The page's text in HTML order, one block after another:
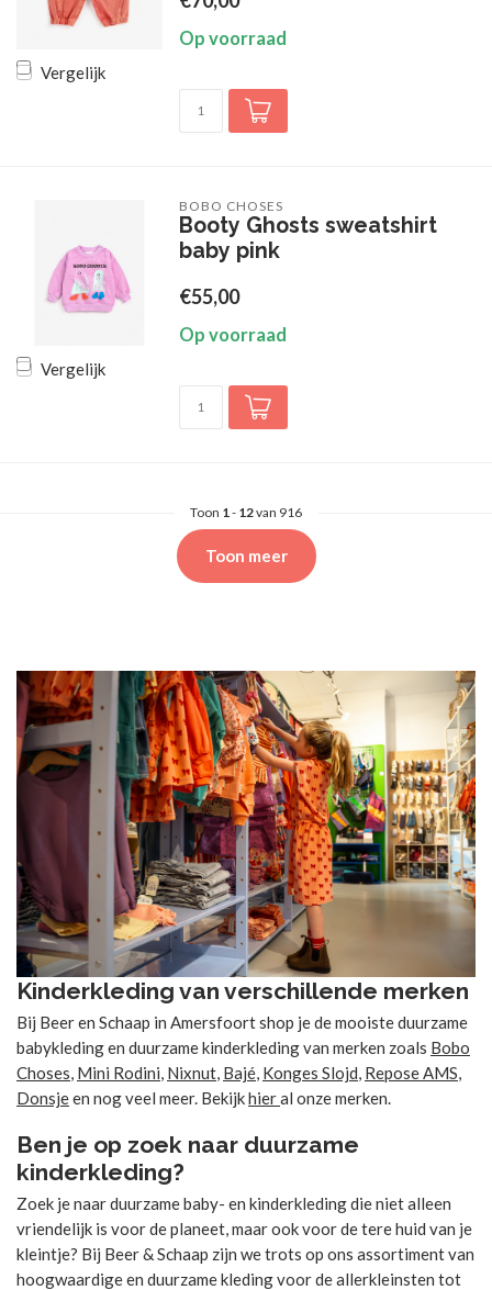
Vergelijk
Op voorraad
Vergelijk
BOBO CHOSES
Booty Ghosts sweatshirt
baby pink
€55,00
Op voorraad
Toon 1- 12van 916
Toon meer
Kinderkleding van verschillende merken
Bij Beer en Schaap in Amersfoort shop je de mooiste duurzame
babykleding en duurzame kinderkleding van merken zoals Bobo
Choses Mini Rodini Nixnut Bajé Konges Slojd Repose AMS
Donsjeen nog veel meer. Bekijkhieral onze merken.
Ben je op zoek naar duurzame
kinderkleding?
Zoek je naar duurzame baby- en kinderkleding die niet alleen
vriendelijk is voor de planeet, maar ook voor de tere huid van je
kleintje? Bij Beer & Schaap zijn we trots op ons assortiment van
hoogwaardige en duurzame kleding voor de allerkleinsten tot